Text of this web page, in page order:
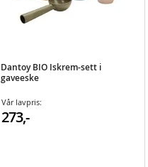
Dantoy BIO Iskrem-sett i
gaveeske
Vår lavpris:
273,-